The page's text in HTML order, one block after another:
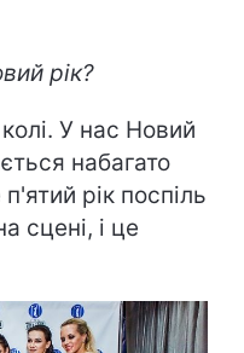
рік?
У нас Новий
набагато
рік поспіль
сцені, і це